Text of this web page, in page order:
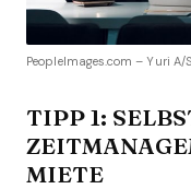
PeopleImages.com – Yuri
TIPP 1:
MIETE